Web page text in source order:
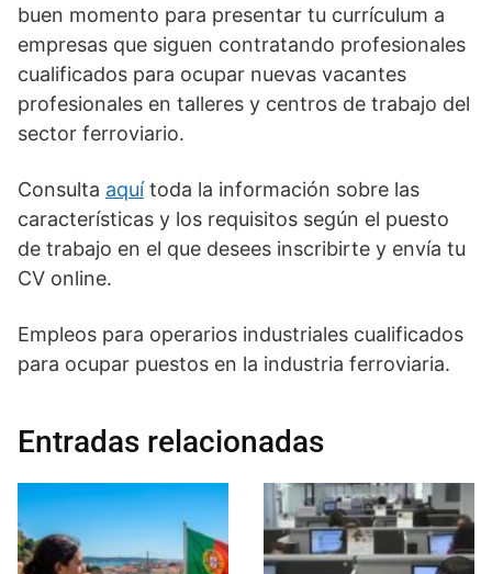
buen momento para presentar tu currículum a
empresas que siguen contratando profesionales
cualificados para ocupar nuevas vacantes
profesionales en talleres y centros de trabajo del
sector ferroviario.
Consulta aquítoda la información sobre las
características y los requisitos según el puesto
de trabajo en el que desees inscribirte y envía tu
CV online.
Empleos para operarios industriales cualificados
para ocupar puestos en la industria ferroviaria.
Entradas relacionadas